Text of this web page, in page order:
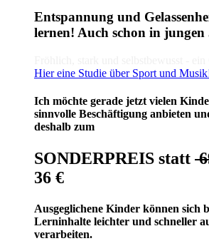
Entspannung und
lernen! Auch schon in jungen
Hier eine Studie über Sport und
Ich möchte gerade jetzt vielen
sinnvolle Beschäftigung anbieten
deshalb zum
SONDERPREIS statt
36 €
Ausgeglichene Kinder können sich
Lerninhalte leichter und schneller
verarbeiten.